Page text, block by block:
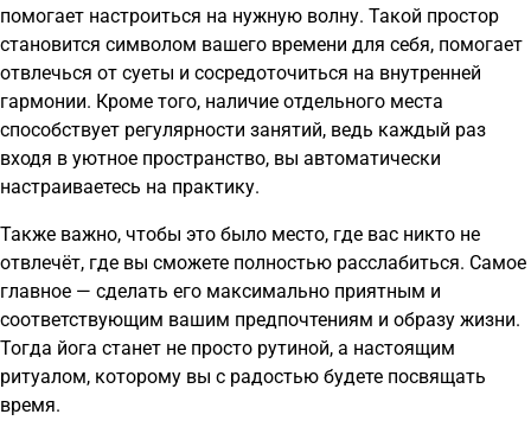
помогает настроиться на нужную волну. Такой простор
становится символом вашего времени для себя, помогает
отвлечься от суеты и сосредоточиться на внутренней
гармонии. Кроме того, наличие отдельного места
способствует регулярности занятий, ведь каждый раз
входя в уютное пространство, вы автоматически
настраиваетесь на практику.
Также важно, чтобы это было место, где вас никто не
отвлечёт, где вы сможете полностью расслабиться. Самое
главное — сделать его максимально приятным и
соответствующим вашим предпочтениям и образу жизни.
Тогда йога станет не просто рутиной, а настоящим
ритуалом, которому вы с радостью будете посвящать
время.